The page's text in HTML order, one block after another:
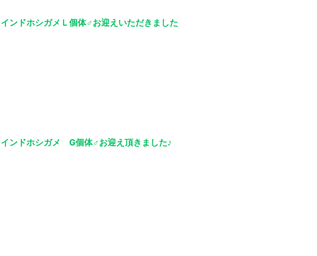
インドホシガメＬ個体♂お迎えいただきました
インドホシガメ G個体♂お迎え頂きました♪